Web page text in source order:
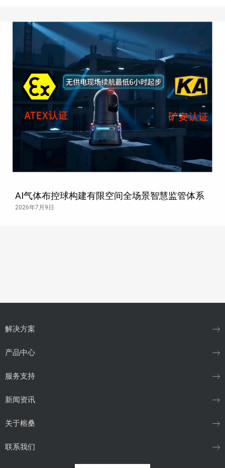
AI气体布控球构建有限空间全场景智慧监管体系
2026年7月9日
解决方案
产品中心
服务支持
新闻资讯
关于榕桑
联系我们